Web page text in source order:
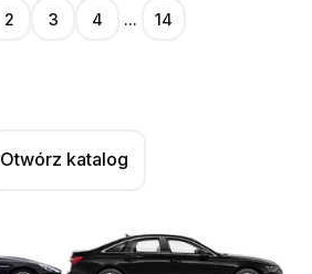
2 3 4 ... 14
Otwórz katalog